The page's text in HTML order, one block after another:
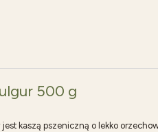
500 g
jest kaszą pszeniczną o lekko